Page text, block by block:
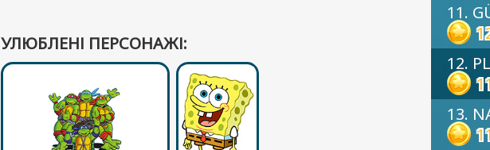
УЛЮБЛЕНІ ПЕРСОНАЖІ:
11.
12.
13.